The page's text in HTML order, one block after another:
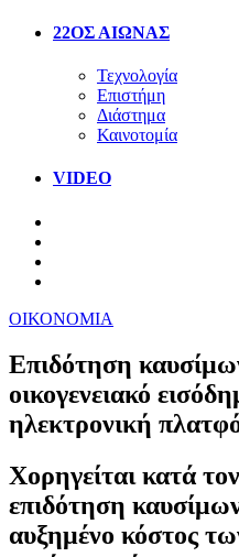
22ΟΣ ΑΙΩΝΑΣ
Τεχνολογία
Επιστήμη
Διάστημα
Καινοτομία
VIDEO
ΟΙΚΟΝΟΜΙΑ
Επιδότηση
οικογενειακό
ηλεκτρονική
Χορηγείται κατά
επιδότηση
αυξημένο κόστος